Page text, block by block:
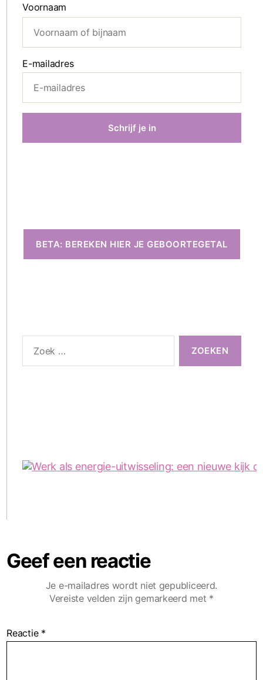
Voornaam
E-mailadres
BETA: BEREKEN HIER JE GEBOORTEGETAL
naar:
Geef een reactie
Je e-mailadres wordt niet gepubliceerd.
Vereiste velden zijn gemarkeerd met *
Reactie *